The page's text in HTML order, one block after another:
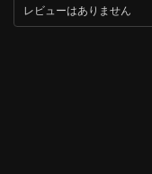
レビューはありません